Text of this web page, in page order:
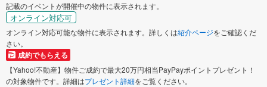
記載のイベントが開催中の物件に表示されます。
オンライン対応可
オンライン対応可能な物件に表示されます。詳しくは紹介ページをご確認くだ
さい。
成約でもらえる
【Yahoo!不動産】物件ご成約で最大20万円相当PayPayポイントプレゼント！
の対象物件です。詳細はプレゼント詳細をご覧ください。